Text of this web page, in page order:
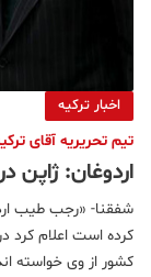
اخبار ترکیه
تیم تحریریه آقای
اردوغان: ژاپن
خواستار کمک
شفقنا- «رجب طیب
کرده است اعلام کرد
کشور از وی خواسته